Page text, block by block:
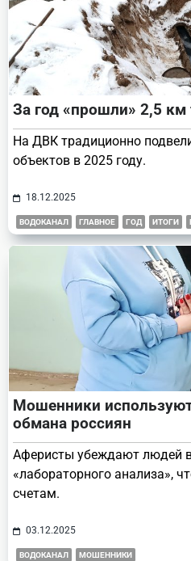
За год «прошли» 2,5 км
На ДВК традиционно
объектов в 2025 году.
18.12.2025
ВОДОКАНАЛ ГЛАВНОЕ ГОД ИТОГИ
Мошенники
обмана россиян
Аферисты убеждают людей
«лабораторного анализа»,
счетам.
03.12.2025
ВОДОКАНАЛ МОШЕННИКИ